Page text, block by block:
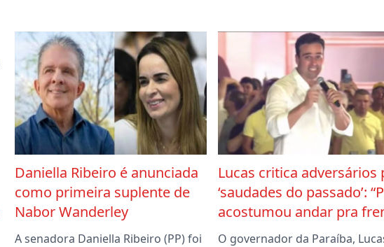
Daniella Ribeiro é anunciada
como primeira suplente de
Nabor Wanderley
A senadora Daniella Ribeiro (PP) foi
Lucas critica adversários
‘saudades do passado’:
acostumou andar pra
O governador da Paraíba,